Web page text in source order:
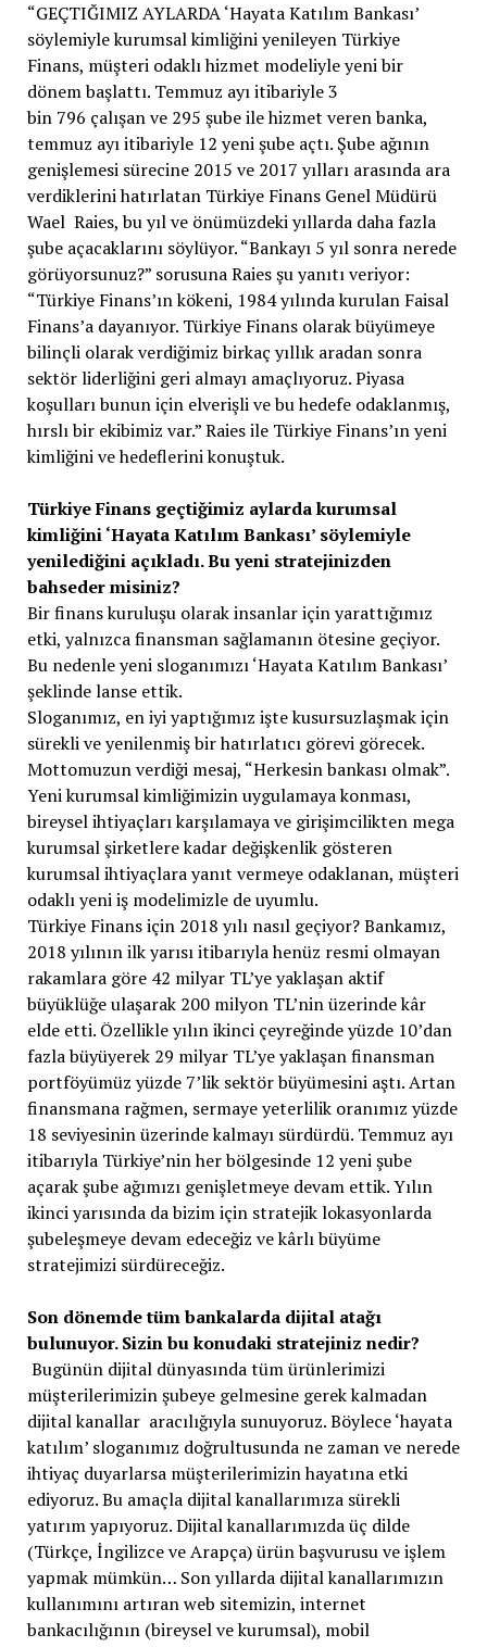
“GEÇTIĞIMIZ AYLARDA ‘Hayata Katılım Bankası’
söylemiyle kurumsal kimliğini yenileyen Türkiye
Finans, müşteri odaklı hizmet modeliyle yeni bir
dönem başlattı. Temmuz ayı itibariyle 3
bin 796 çalışan ve 295 şube ile hizmet veren banka,
temmuz ayı itibariyle 12 yeni şube açtı. Şube ağının
genişlemesi sürecine 2015 ve 2017 yılları arasında ara
verdiklerini hatırlatan Türkiye Finans Genel Müdürü
Wael Raies, bu yıl ve önümüzdeki yıllarda daha fazla
şube açacaklarını söylüyor. “Bankayı 5 yıl sonra nerede
görüyorsunuz?” sorusuna Raies şu yanıtı veriyor:
“Türkiye Finans’ın kökeni, 1984 yılında kurulan Faisal
Finans’a dayanıyor. Türkiye Finans olarak büyümeye
bilinçli olarak verdiğimiz birkaç yıllık aradan sonra
sektör liderliğini geri almayı amaçlıyoruz. Piyasa
koşulları bunun için elverişli ve bu hedefe odaklanmış,
hırslı bir ekibimiz var.” Raies ile Türkiye Finans’ın yeni
kimliğini ve hedeflerini konuştuk.
Türkiye Finans geçtiğimiz aylarda kurumsal
kimliğini ‘Hayata Katılım Bankası’ söylemiyle
yenilediğini açıkladı. Bu yeni stratejinizden
bahseder misiniz?
Bir finans kuruluşu olarak insanlar için yarattığımız
etki, yalnızca finansman sağlamanın ötesine geçiyor.
Bu nedenle yeni sloganımızı ‘Hayata Katılım Bankası’
şeklinde lanse ettik.
Sloganımız, en iyi yaptığımız işte kusursuzlaşmak için
sürekli ve yenilenmiş bir hatırlatıcı görevi görecek.
Mottomuzun verdiği mesaj, “Herkesin bankası olmak”.
Yeni kurumsal kimliğimizin uygulamaya konması,
bireysel ihtiyaçları karşılamaya ve girişimcilikten mega
kurumsal şirketlere kadar değişkenlik gösteren
kurumsal ihtiyaçlara yanıt vermeye odaklanan, müşteri
odaklı yeni iş modelimizle de uyumlu.
Türkiye Finans için 2018 yılı nasıl geçiyor? Bankamız,
2018 yılının ilk yarısı itibarıyla henüz resmi olmayan
rakamlara göre 42 milyar TL’ye yaklaşan aktif
büyüklüğe ulaşarak 200 milyon TL’nin üzerinde kâr
elde etti. Özellikle yılın ikinci çeyreğinde yüzde 10’dan
fazla büyüyerek 29 milyar TL’ye yaklaşan finansman
portföyümüz yüzde 7’lik sektör büyümesini aştı. Artan
finansmana rağmen, sermaye yeterlilik oranımız yüzde
18 seviyesinin üzerinde kalmayı sürdürdü. Temmuz ayı
itibarıyla Türkiye’nin her bölgesinde 12 yeni şube
açarak şube ağımızı genişletmeye devam ettik. Yılın
ikinci yarısında da bizim için stratejik lokasyonlarda
şubeleşmeye devam edeceğiz ve kârlı büyüme
stratejimizi sürdüreceğiz.
Son dönemde tüm bankalarda dijital atağı
bulunuyor. Sizin bu konudaki stratejiniz nedir?
Bugünün dijital dünyasında tüm ürünlerimizi
müşterilerimizin şubeye gelmesine gerek kalmadan
dijital kanallar aracılığıyla sunuyoruz. Böylece ‘hayata
katılım’ sloganımız doğrultusunda ne zaman ve nerede
ihtiyaç duyarlarsa müşterilerimizin hayatına etki
ediyoruz. Bu amaçla dijital kanallarımıza sürekli
yatırım yapıyoruz. Dijital kanallarımızda üç dilde
(Türkçe, İngilizce ve Arapça) ürün başvurusu ve işlem
yapmak mümkün… Son yıllarda dijital kanallarımızın
kullanımını artıran web sitemizin, internet
bankacılığının (bireysel ve kurumsal), mobil